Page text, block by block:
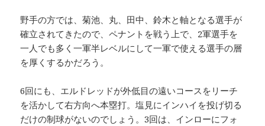
野手の方では、菊池、丸、田中、鈴木と軸となる選手が
確立されてきたので、ペナントを戦う上で、2軍選手を
一人でも多く一軍半レベルにして一軍で使える選手の層
を厚くするかだろう。
6回にも、エルドレッドが外低目の遠いコースをリーチ
を活かして右方向へ本塁打。塩見にインハイを投げ切る
だけの制球がないのでしょう。3回は、インローにフォ